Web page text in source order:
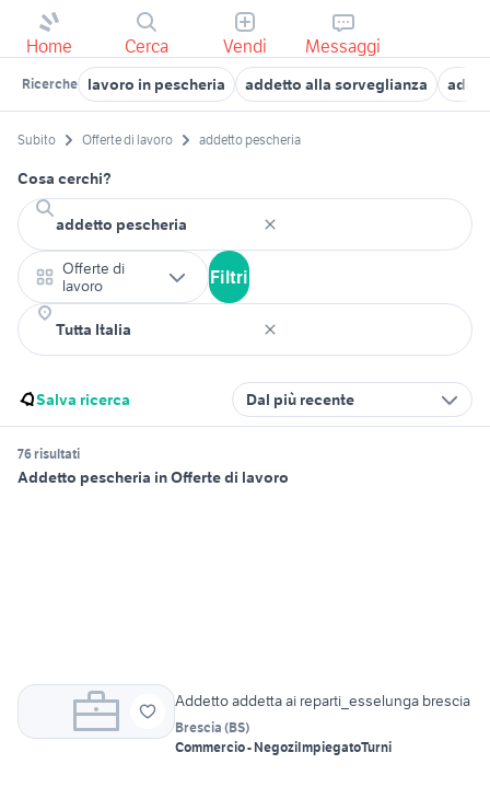
Home Cerca Vendi Messaggi
Ricerche lavoro in pescheria addetto alla sorveglianza
Subito Offerte di lavoro addetto pescheria
Cosa cerchi?
Offerte di
lavoro
Filtri
Salva ricerca Dal più recente
76 risultati
Addetto pescheria in Offerte di lavoro
Addetto addetta ai reparti_esselunga brescia
Brescia (BS)
Commercio - NegoziImpiegatoTurni